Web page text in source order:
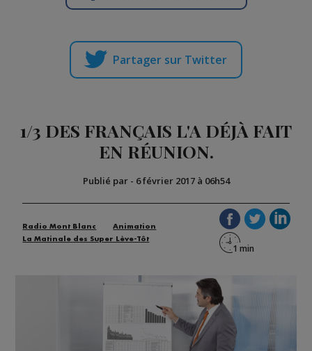
Partager sur Twitter
1/3 DES FRANÇAIS L'A DÉJÀ FAIT
EN RÉUNION.
Publié par - 6 février 2017 à 06h54
Radio Mont Blanc
Animation
La Matinale des Super Lève-Tôt